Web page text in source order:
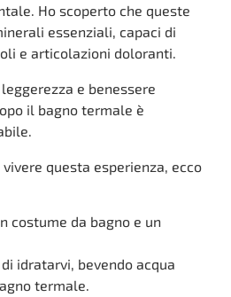
Ho scoperto che queste
essenziali, capaci di
e articolazioni doloranti.
e benessere
il bagno termale è
questa esperienza, ecco
costume da bagno e un
idratarvi, bevendo acqua
termale.